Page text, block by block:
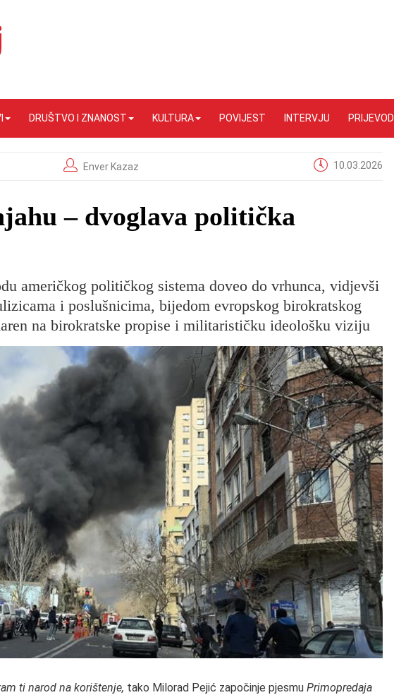
DRUŠTVO I ZNANOST KULTURA POVIJEST INTERVJU PRIJEVODI
Enver Kazaz 10.03.2026
– dvoglava politička
američkog političkog sistema doveo do vrhunca, vidjevši
i poslušnicima, bijedom evropskog birokratskog
na birokratske propise i militarističku ideološku viziju
ti narod na korištenje, tako Milorad Pejić započinje pjesmu Primopredaja